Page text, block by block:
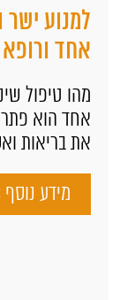
למנוע ישר
אחד ורופא
מהו טיפול
אחד הוא
את בריאות
מידע נוסף